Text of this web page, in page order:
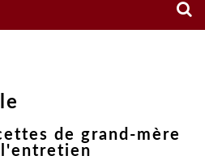
de grand-mère